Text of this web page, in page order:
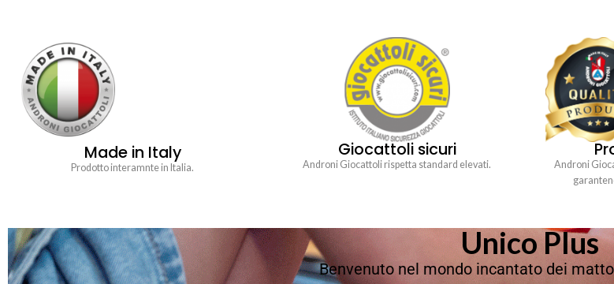
Made in Italy
Prodotto interamnte in Italia.
Giocattoli sicuri
Androni Giocattoli rispetta standard elevati.
Androni
Unico Plus
Benvenuto nel mondo incantato dei